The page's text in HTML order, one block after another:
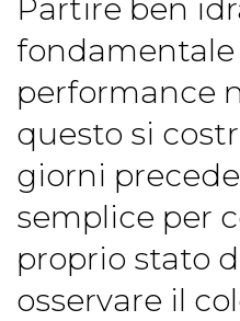
Partire ben
performance
questo si
giorni
semplice per
proprio stato
osservare il